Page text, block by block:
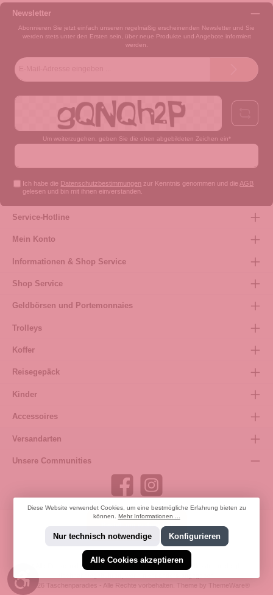
Newsletter
Abonnieren Sie jetzt einfach unseren regelmäßig erscheinenden Newsletter und Sie
werden stets unter den Ersten sein, über neue Produkte und Angebote informiert
werden.
Um weiterzugehen, geben Sie die oben abgebildeten Zeichen ein*
Ich habe die Datenschutzbestimmungen zur Kenntnis genommen und die AGB
gelesen und bin mit ihnen einverstanden.
Service-Hotline
Mein Konto
Informationen & Shop Service
Shop Service
Geldbörsen und Portemonnaies
Trolleys
Koffer
Reisegepäck
Kinder
Accessoires
Versandarten
Unsere Communities
Bestellung widerrufen
* Alle Preise inkl. gesetzl. Mehrwertsteuer zzgl. Versandkosten
© 2026 Taschenparadies - Alle Rechte vorbehalten. Theme by ThemeWare®
Diese Website verwendet Cookies, um eine bestmögliche Erfahrung bieten zu
können. Mehr Informationen ...
Nur technisch notwendige Konfigurieren
Alle Cookies akzeptieren